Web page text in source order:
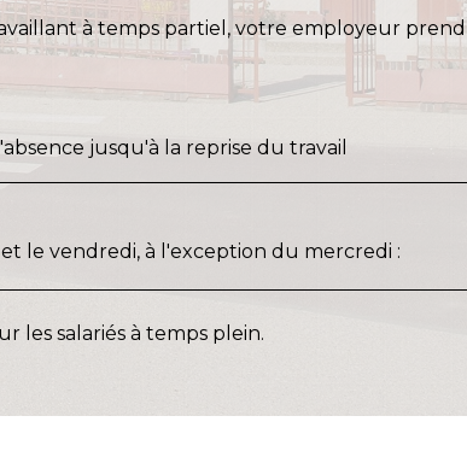
à temps partiel, votre employeur prend
jusqu'à la reprise du travail
le vendredi, à l'exception du mercredi :
les salariés à temps plein.